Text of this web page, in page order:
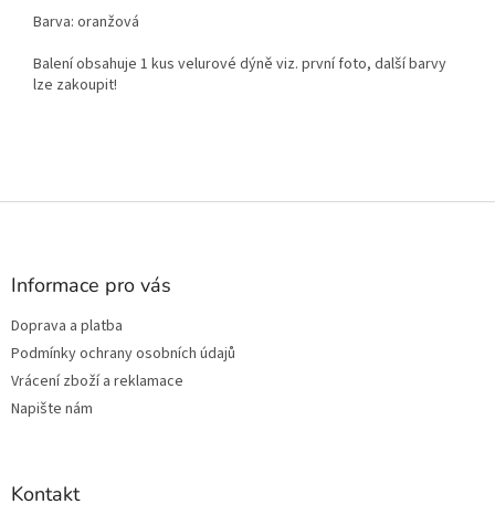
Barva: oranžová
Balení obsahuje 1 kus velurové dýně viz. první foto, další barvy
lze zakoupit!
Z
Informace pro vás
Doprava a platba
Podmínky ochrany osobních údajů
Vrácení zboží a reklamace
Napište nám
Kontakt